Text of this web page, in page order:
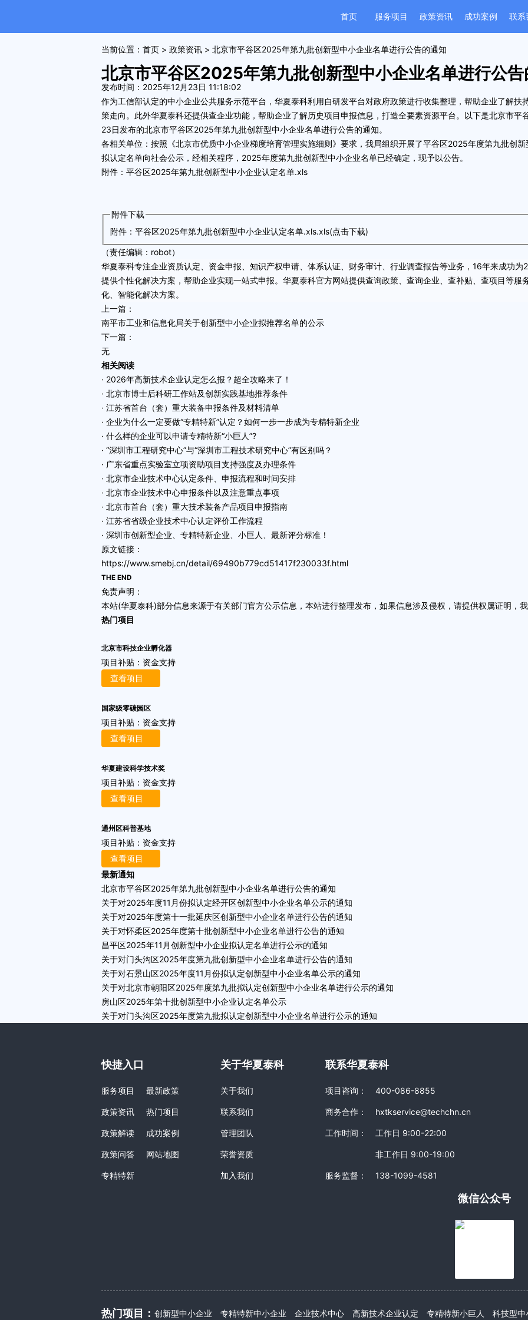
首页 服务项目 政策资讯 成功案例 联系
当前位置： 首页 > 政策资讯 > 北京市平谷区2025年第九批创新型中小企业名单进行公告的通知
北京市平谷区2025年第九批创新型中小企业名单进行公告
发布时间：2025年12月23日 11:18:02
作为工信部认定的中小企业公共服务示范平台，华夏泰科利用自研发平台对政府政策进行收集整理，帮助企业了解扶
策走向。此外华夏泰科还提供查企业功能，帮助企业了解历史项目申报信息，打造全要素资源平台。以下是北京市平
23日发布的北京市平谷区2025年第九批创新型中小企业名单进行公告的通知。
各相关单位：按照《北京市优质中小企业梯度培育管理实施细则》要求，我局组织开展了平谷区2025年度第九批创新
拟认定名单向社会公示，经相关程序，2025年度第九批创新型中小企业名单已经确定，现予以公告。
附件：平谷区2025年第九批创新型中小企业认定名单.xls
附件下载
附件：平谷区2025年第九批创新型中小企业认定名单.xls.xls(点击下载)
（责任编辑：robot）
华夏泰科专注企业资质认定、资金申报、知识产权申请、体系认证、财务审计、行业调查报告等业务，16年来成功为
提供个性化解决方案，帮助企业实现一站式申报。华夏泰科官方网站提供查询政策、查询企业、查补贴、查项目等
化、智能化解决方案。
上一篇：
南平市工业和信息化局关于创新型中小企业拟推荐名单的公示
下一篇：
无
相关阅读
· 2026年高新技术企业认定怎么报？超全攻略来了！
· 北京市博士后科研工作站及创新实践基地推荐条件
· 江苏省首台（套）重大装备申报条件及材料清单
· 企业为什么一定要做“专精特新”认定？如何一步一步成为专精特新企业
· 什么样的企业可以申请专精特新“小巨人”?
· “深圳市工程研究中心”与“深圳市工程技术研究中心”有区别吗？
· 广东省重点实验室立项资助项目支持强度及办理条件
· 北京市企业技术中心认定条件、申报流程和时间安排
· 北京市企业技术中心申报条件以及注意重点事项
· 北京市首台（套）重大技术装备产品项目申报指南
· 江苏省省级企业技术中心认定评价工作流程
· 深圳市创新型企业、专精特新企业、小巨人、最新评分标准！
原文链接：
https://www.smebj.cn/detail/69490b779cd51417f230033f.html
THE END
免责声明：
本站(华夏泰科)部分信息来源于有关部门官方公示信息，本站进行整理发布，如果信息涉及侵权，请提供权属证明，我
热门项目
北京市科技企业孵化器
项目补贴： 资金支持
查看项目
国家级零碳园区
项目补贴： 资金支持
查看项目
华夏建设科学技术奖
项目补贴： 资金支持
查看项目
通州区科普基地
项目补贴： 资金支持
查看项目
最新通知
北京市平谷区2025年第九批创新型中小企业名单进行公告的通知
关于对2025年度11月份拟认定经开区创新型中小企业名单公示的通知
关于对2025年度第十一批延庆区创新型中小企业名单进行公告的通知
关于对怀柔区2025年度第十批创新型中小企业名单进行公告的通知
昌平区2025年11月创新型中小企业拟认定名单进行公示的通知
关于对门头沟区2025年度第九批创新型中小企业名单进行公告的通知
关于对石景山区2025年度11月份拟认定创新型中小企业名单公示的通知
关于对北京市朝阳区2025年度第九批拟认定创新型中小企业名单进行公示的通知
房山区2025年第十批创新型中小企业认定名单公示
关于对门头沟区2025年度第九批拟认定创新型中小企业名单进行公示的通知
快捷入口
服务项目
政策资讯
政策解读
政策问答
专精特新
最新政策
热门项目
成功案例
网站地图
关于华夏泰科
关于我们
联系我们
管理团队
荣誉资质
加入我们
联系华夏泰科
项目咨询： 400-086-8855
商务合作： hxtkservice@techchn.cn
工作时间： 工作日 9:00-22:00
非工作日 9:00-19:00
服务监督： 138-1099-4581
微信公众号
热门项目： 创新型中小企业 专精特新中小企业 企业技术中心 高新技术企业认定 专精特新小巨人 科技型中